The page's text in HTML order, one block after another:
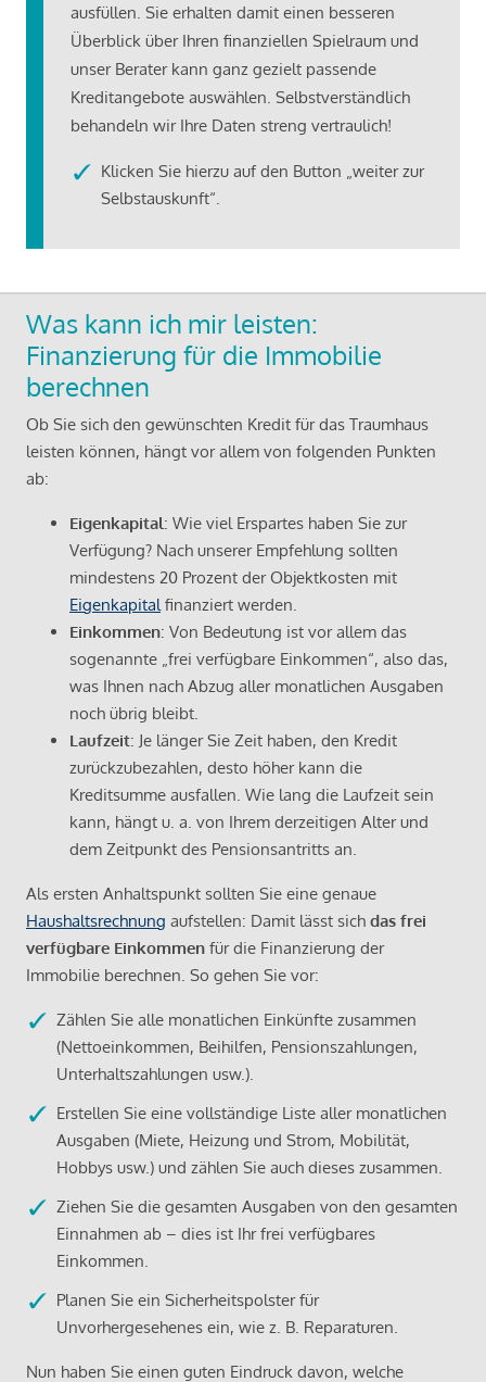
ausfüllen. Sie erhalten damit einen besseren
Überblick über Ihren finanziellen Spielraum und
unser Berater kann ganz gezielt passende
Kreditangebote auswählen. Selbstverständlich
behandeln wir Ihre Daten streng vertraulich!
Klicken Sie hierzu auf den Button „weiter zur
Selbstauskunft“.
Was kann ich mir leisten:
Finanzierung für die Immobilie
berechnen
Ob Sie sich den gewünschten Kredit für das Traumhaus
leisten können, hängt vor allem von folgenden Punkten
ab:
Eigenkapital: Wie viel Erspartes haben Sie zur
Verfügung? Nach unserer Empfehlung sollten
mindestens 20 Prozent der Objektkosten mit
Eigenkapital finanziert werden.
Einkommen: Von Bedeutung ist vor allem das
sogenannte „frei verfügbare Einkommen“, also das,
was Ihnen nach Abzug aller monatlichen Ausgaben
noch übrig bleibt.
Laufzeit: Je länger Sie Zeit haben, den Kredit
zurückzubezahlen, desto höher kann die
Kreditsumme ausfallen. Wie lang die Laufzeit sein
kann, hängt u. a. von Ihrem derzeitigen Alter und
dem Zeitpunkt des Pensionsantritts an.
Als ersten Anhaltspunkt sollten Sie eine genaue
Haushaltsrechnung aufstellen: Damit lässt sich das frei
verfügbare Einkommen für die Finanzierung der
Immobilie berechnen. So gehen Sie vor:
Zählen Sie alle monatlichen Einkünfte zusammen
(Nettoeinkommen, Beihilfen, Pensionszahlungen,
Unterhaltszahlungen usw.).
Erstellen Sie eine vollständige Liste aller monatlichen
Ausgaben (Miete, Heizung und Strom, Mobilität,
Hobbys usw.) und zählen Sie auch dieses zusammen.
Ziehen Sie die gesamten Ausgaben von den gesamten
Einnahmen ab – dies ist Ihr frei verfügbares
Einkommen.
Planen Sie ein Sicherheitspolster für
Unvorhergesehenes ein, wie z. B. Reparaturen.
Nun haben Sie einen guten Eindruck davon, welche